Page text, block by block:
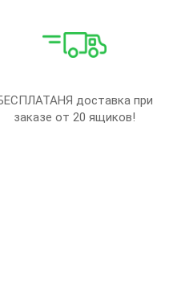
доставка при
заказе от 20 ящиков!